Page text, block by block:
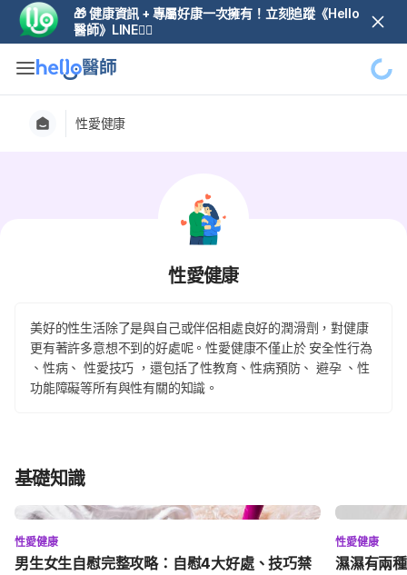
🎁 健康資訊 + 專屬好康一次擁有！立刻追蹤《Hello
醫師》LINE👆🏼
性愛健康
性愛健康
美好的性生活除了是與自己或伴侶相處良好的潤滑劑，對健康
更有著許多意想不到的好處呢。性愛健康不僅止於 安全性行為
、性病、 性愛技巧 ，還包括了性教育、性病預防、 避孕 、性
功能障礙等所有與性有關的知識。
基礎知識
性愛健康
男生女生自慰完整攻略：自慰4大好處、技巧禁
性愛健康
濕濕有兩